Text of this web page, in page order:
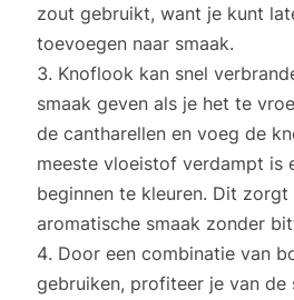
zout gebruikt, want je kunt
toevoegen naar smaak.
Knoflook kan snel
smaak geven als je het te
de cantharellen en voeg de
meeste vloeistof verdampt is
beginnen te kleuren. Dit
aromatische smaak zonder
Door een combinatie van
gebruiken, profiteer je van de